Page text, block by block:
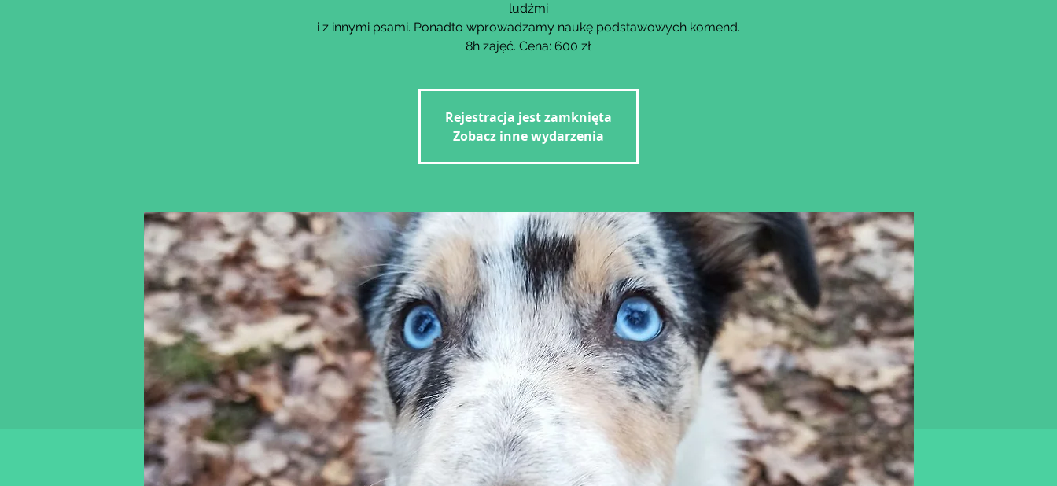
ludźmi
i z innymi psami. Ponadto wprowadzamy naukę podstawowych komend.
8h zajęć. Cena: 600 zł
Rejestracja jest zamknięta
Zobacz inne wydarzenia